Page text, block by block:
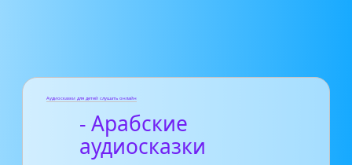
Аудиосказки для детей слушать онлайн
- Арабские
аудиосказки